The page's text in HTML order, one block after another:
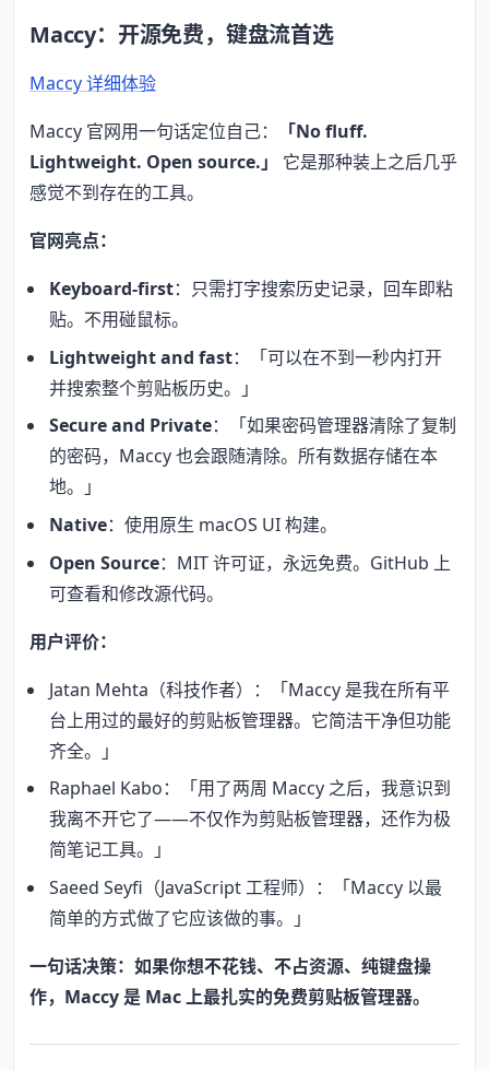
Maccy：开源免费，键盘流首选
Maccy 详细体验
Maccy 官网用一句话定位自己：
「No fluff.
Lightweight. Open source.」
它是那种装上之后几乎
感觉不到存在的工具。
官网亮点：
Keyboard-first：只需打字搜索历史记录，回车即粘
贴。不用碰鼠标。
Lightweight and fast：「可以在不到一秒内打开
并搜索整个剪贴板历史。」
Secure and Private：「如果密码管理器清除了复制
的密码，Maccy 也会跟随清除。所有数据存储在本
地。」
Native：使用原生 macOS UI 构建。
Open Source：MIT 许可证，永远免费。GitHub 上
可查看和修改源代码。
用户评价：
Jatan Mehta（科技作者）：「Maccy 是我在所有平
台上用过的最好的剪贴板管理器。它简洁干净但功能
齐全。」
Raphael Kabo：「用了两周 Maccy 之后，我意识到
我离不开它了——不仅作为剪贴板管理器，还作为极
简笔记工具。」
Saeed Seyfi（JavaScript 工程师）：「Maccy 以最
简单的方式做了它应该做的事。」
一句话决策：如果你想不花钱、不占资源、纯键盘操
作，Maccy 是 Mac 上最扎实的免费剪贴板管理器。